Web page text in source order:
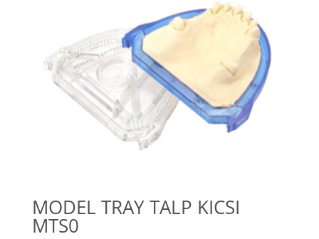
MODEL TRAY TALP KICSI
MTS0